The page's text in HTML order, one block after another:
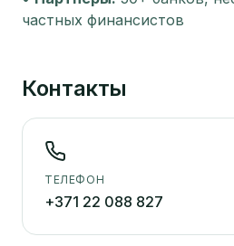
частных финансистов
Контакты
ТЕЛЕФОН
+371 22 088 827